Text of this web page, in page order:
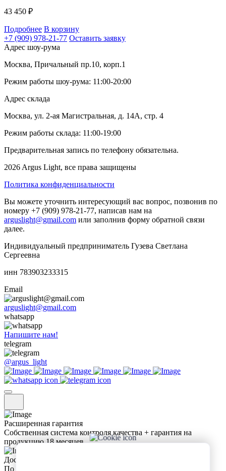
43 450 ₽
Подробнее В корзину
+7 (909) 978-21-77 Оставить заявку
Адрес шоу-рума
Москва, Причальный пр.10, корп.1
Режим работы шоу-рума: 11:00-20:00
Адрес склада
Москва, ул. 2-ая Магистральная, д. 14А, стр. 4
Режим работы склада: 11:00-19:00
Предварительная запись по телефону обязательна.
2026 Argus Light, все права защищены
Политика конфиденциальности
Вы можете уточнить интересующий вас вопрос, позвонив по
номеру +7 (909) 978-21-77, написав нам на
arguslight@gmail.com или заполнив форму обратной связи
далее.
Индивидуальный предприниматель Гузева Светлана
Сергеевна
инн 783903233315
Email
arguslight@gmail.com
whatsapp
Напишите нам!
telegram
@argus_light
Расширенная гарантия
Собственная система контроля качества + гарантия на
продукцию 18 месяцев
Доставка за 1-2 дня
По Москве, Московской области или до удобной Вам